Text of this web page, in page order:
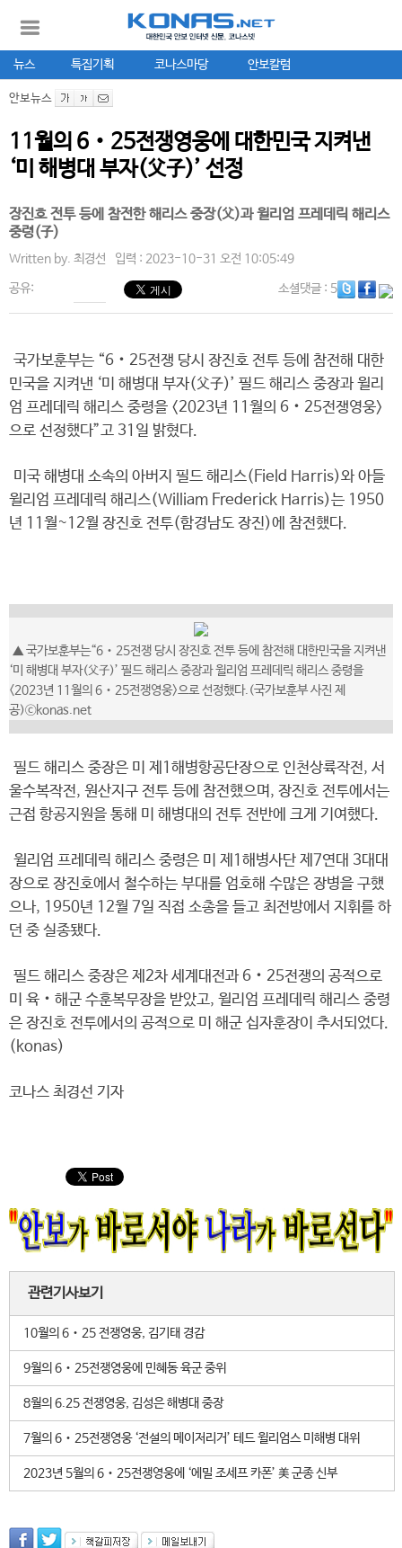
뉴스 특집기획 코나스마당 안보칼럼
안보뉴스
11월의 6‧25전쟁영웅에 대한민국 지켜낸
‘미 해병대 부자(父子)’ 선정
장진호 전투 등에 참전한 해리스 중장(父)과 윌리엄 프레데릭 해리스
중령(子)
Written by. 최경선 입력 : 2023-10-31 오전 10:05:49
공유: 소셜댓글: 5
국가보훈부는 “6‧25전쟁 당시 장진호 전투 등에 참전해 대한
민국을 지켜낸 ‘미 해병대 부자(父子)’ 필드 해리스 중장과 윌리
엄 프레데릭 해리스 중령을 <2023년 11월의 6‧25전쟁영웅>
으로 선정했다”고 31일 밝혔다.
미국 해병대 소속의 아버지 필드 해리스(Field Harris)와 아들
윌리엄 프레데릭 해리스(William Frederick Harris)는 1950
년 11월~12월 장진호 전투(함경남도 장진)에 참전했다.
▲ 국가보훈부는“6‧25전쟁 당시 장진호 전투 등에 참전해 대한민국을 지켜낸
‘미 해병대 부자(父子)’ 필드 해리스 중장과 윌리엄 프레데릭 해리스 중령을
<2023년 11월의 6‧25전쟁영웅>으로 선정했다.(국가보훈부 사진 제
공)ⓒkonas.net
필드 해리스 중장은 미 제1해병항공단장으로 인천상륙작전, 서
울수복작전, 원산지구 전투 등에 참전했으며, 장진호 전투에서는
근접 항공지원을 통해 미 해병대의 전투 전반에 크게 기여했다.
윌리엄 프레데릭 해리스 중령은 미 제1해병사단 제7연대 3대대
장으로 장진호에서 철수하는 부대를 엄호해 수많은 장병을 구했
으나, 1950년 12월 7일 직접 소총을 들고 최전방에서 지휘를 하
던 중 실종됐다.
필드 해리스 중장은 제2차 세계대전과 6‧25전쟁의 공적으로
미 육‧해군 수훈복무장을 받았고, 윌리엄 프레데릭 해리스 중령
은 장진호 전투에서의 공적으로 미 해군 십자훈장이 추서되었다.
(konas)
코나스 최경선 기자
관련기사보기
10월의 6‧25 전쟁영웅, 김기태 경감
9월의 6‧25전쟁영웅에 민혜동 육군 중위
8월의 6.25 전쟁영웅, 김성은 해병대 중장
7월의 6‧25전쟁영웅 ‘전설의 메이저리거’ 테드 윌리엄스 미해병 대위
2023년 5월의 6‧25전쟁영웅에 ‘에밀 조세프 카폰’ 美 군종 신부